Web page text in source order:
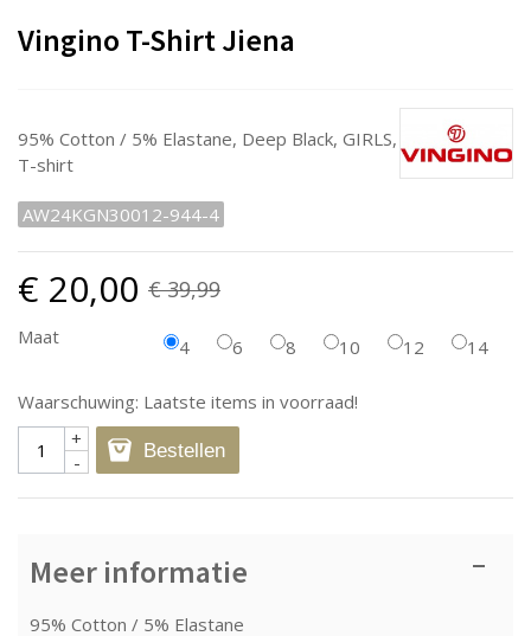
Vingino T-Shirt Jiena
95% Cotton / 5% Elastane, Deep Black, GIRLS,
T-shirt
AW24KGN30012-944-4
€ 20,00 € 39,99
Maat 4 6 8 10 12 14
Waarschuwing: Laatste items in voorraad!
-
+ Bestellen
Meer informatie
95% Cotton / 5% Elastane